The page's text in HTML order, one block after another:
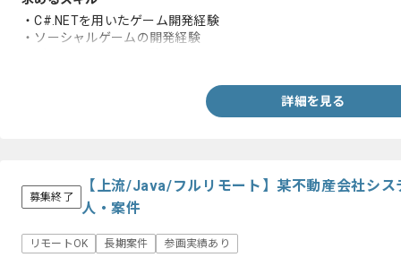
・C#.NETを用いたゲーム開発経験
・ソーシャルゲームの開発経験
詳細を見る
募集終了
【上流/Java/フルリモート】某不動産会社シ
人・案件
リモートOK 長期案件 参画実績あり